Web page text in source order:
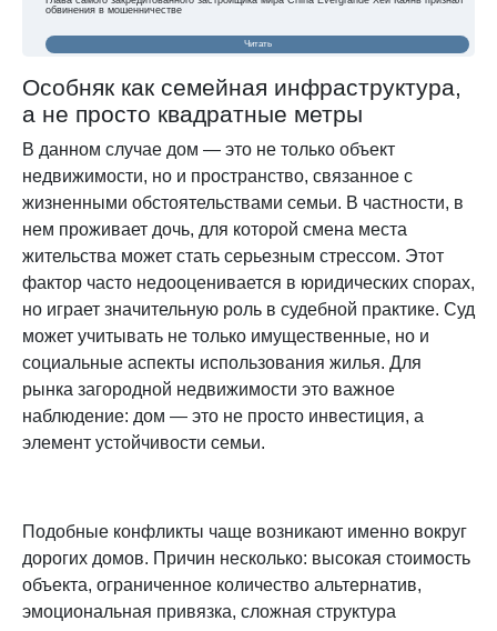
обвинения в мошенничестве
Читать
Особняк как семейная инфраструктура,
а не просто квадратные метры
В данном случае дом — это не только объект
недвижимости, но и пространство, связанное с
жизненными обстоятельствами семьи. В частности, в
нем проживает дочь, для которой смена места
жительства может стать серьезным стрессом. Этот
фактор часто недооценивается в юридических спорах,
но играет значительную роль в судебной практике. Суд
может учитывать не только имущественные, но и
социальные аспекты использования жилья. Для
рынка загородной недвижимости это важное
наблюдение: дом — это не просто инвестиция, а
элемент устойчивости семьи.
Подобные конфликты чаще возникают именно вокруг
дорогих домов. Причин несколько: высокая стоимость
объекта, ограниченное количество альтернатив,
эмоциональная привязка, сложная структура